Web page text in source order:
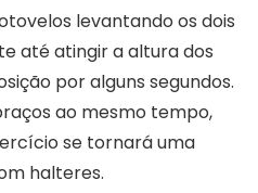
levantando os dois
até atingir a altura dos
por alguns segundos.
ao mesmo tempo,
se tornará uma
halteres.